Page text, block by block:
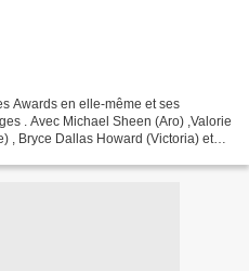
Awards en elle-même et ses
. Avec Michael Sheen (Aro) ,Valorie
, Bryce Dallas Howard (Victoria) et